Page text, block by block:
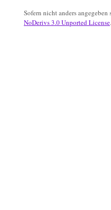
Sofern nicht anders
NoDerivs 3.0 Unported License.